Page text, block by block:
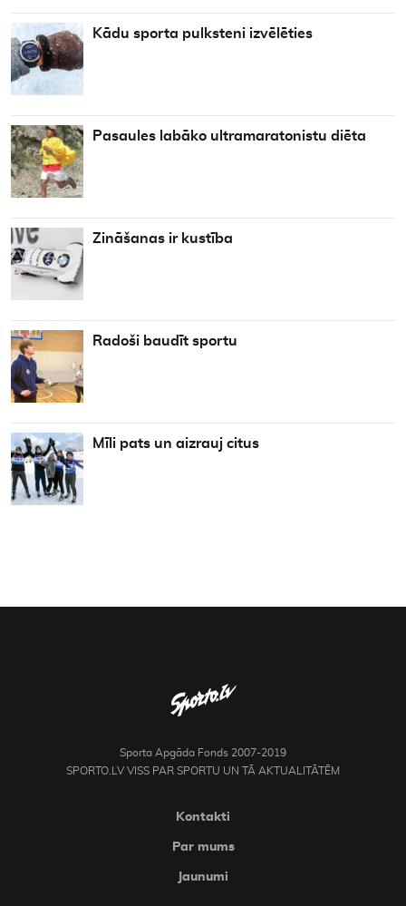
Kādu sporta pulksteni izvēlēties
Pasaules labāko ultramaratonistu diēta
Zināšanas ir kustība
Radoši baudīt sportu
Mīli pats un aizrauj citus
Sporta Apgāda Fonds 2007-2019
SPORTO.LV VISS PAR SPORTU UN TĀ AKTUALITĀTĒM
Kontakti
Par mums
Jaunumi